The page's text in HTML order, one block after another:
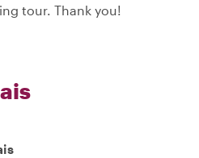
tour. Thank you!